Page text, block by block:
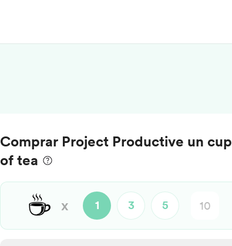
Comprar Project Productive un cup
of tea
☕ x 1 3 5